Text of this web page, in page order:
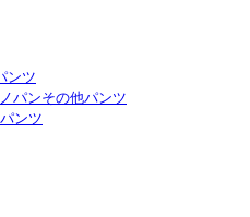
ンツ
パンその他パンツ
ンツ